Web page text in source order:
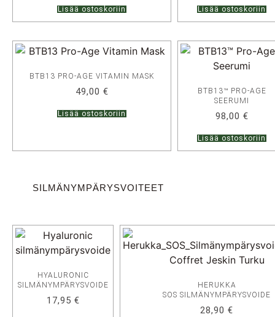
Lisää ostoskoriin Lisää ostoskoriin
BTB13 PRO-AGE VITAMIN MASK
49,00 €
Lisää ostoskoriin
BTB13™ PRO-AGE
SEERUMI
98,00 €
Lisää ostoskoriin
SILMÄNYMPÄRYSVOITEET
HYALURONIC
SILMÄNYMPÄRYSVOIDE
17,95 €
HERUKKA
SOS SILMÄNYMPÄRYSVOIDE
28,90 €